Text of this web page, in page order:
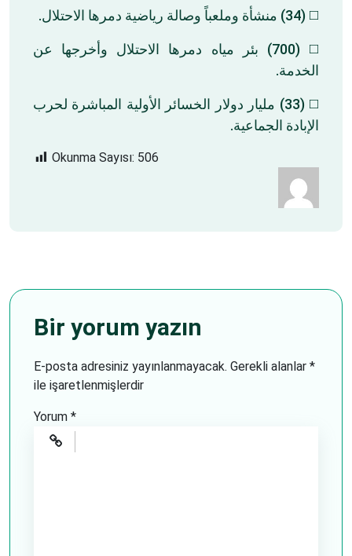
◻️ (34) منشأة وملعباً وصالة رياضية دمرها الاحتلال.
◻️ (700) بئر مياه دمرها الاحتلال وأخرجها عن
الخدمة.
◻️ (33) مليار دولار الخسائر الأولية المباشرة لحرب
الإبادة الجماعية.
Okunma Sayısı: 506
Bir yorum yazın
E-posta adresiniz yayınlanmayacak. Gerekli alanlar *
ile işaretlenmişlerdir
Yorum *